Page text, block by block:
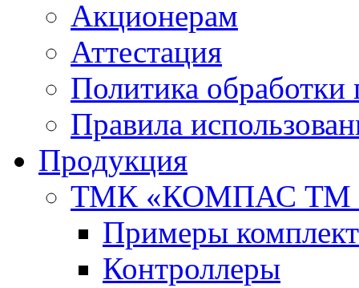
Акционерам
Аттестация
Политика
Правила
Продукция
ТМК «КОМПАС ТМ
Примеры
Контроллеры